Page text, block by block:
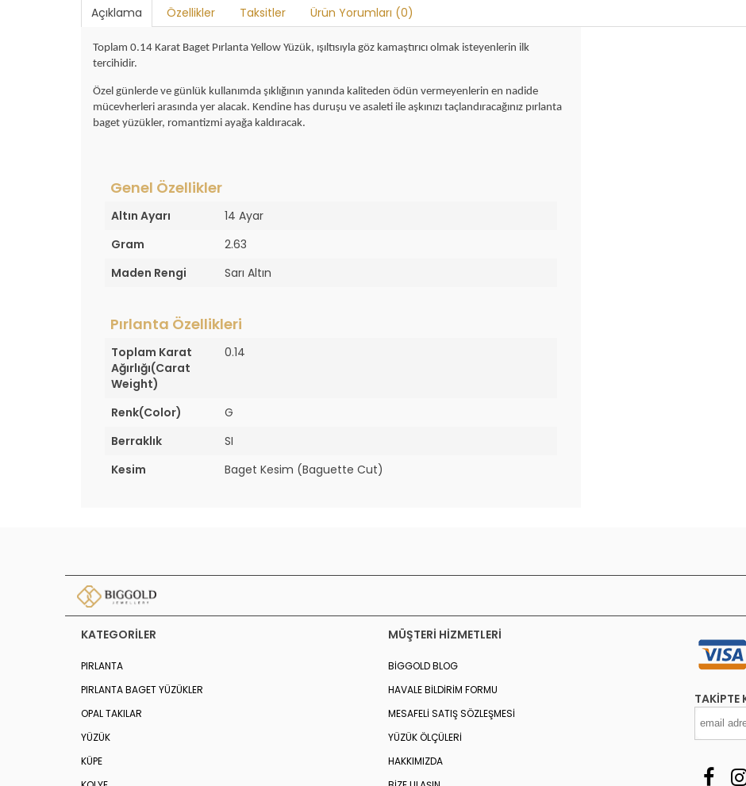
Açıklama Özellikler Taksitler Ürün Yorumları (0)
Toplam 0.14 Karat Baget Pırlanta Yellow Yüzük, ışıltısıyla göz kamaştırıcı olmak isteyenlerin ilk
tercihidir.
Özel günlerde ve günlük kullanımda şıklığının yanında kaliteden ödün vermeyenlerin en nadide
mücevherleri arasında yer alacak. Kendine has duruşu ve asaleti ile aşkınızı taçlandıracağınız pırlanta
baget yüzükler, romantizmi ayağa kaldıracak.
Genel Özellikler
Altın Ayarı
14 Ayar
Gram
2.63
Maden Rengi
Sarı Altın
Pırlanta Özellikleri
Toplam Karat
Ağırlığı(Carat
Weight)
0.14
Renk(Color)
G
Berraklık
SI
Kesim
Baget Kesim (Baguette Cut)
KATEGORILER
PIRLANTA
PIRLANTA BAGET YÜZÜKLER
OPAL TAKILAR
YÜZÜK
KÜPE
MÜŞTERI HIZMETLERI
BIGGOLD BLOG
HAVALE BILDIRIM FORMU
MESAFELI SATIŞ SÖZLEŞMESI
YÜZÜK ÖLÇÜLERI
HAKKIMIZDA
TAKIPTE